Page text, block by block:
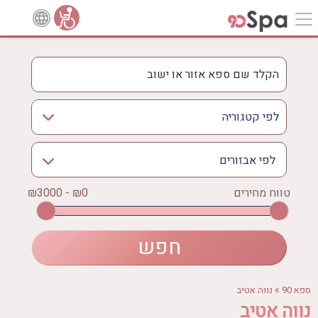
לפי אבזורים
אירוודה
ארוחה
בריכה חיצונית
ג'קוזי פרטי
טווח מחירים ₪0 - ₪3000
ספא 90 » נווה אטיב
נווה אטיב